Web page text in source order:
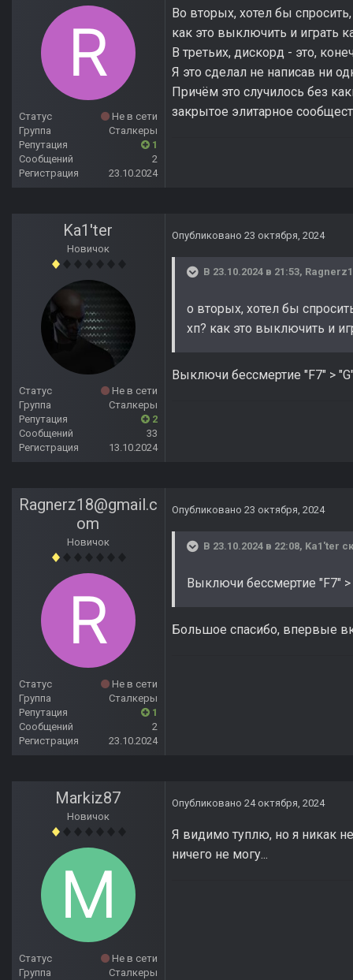
Статус
Не в сети
Группа
Сталкеры
Репутация
1
Сообщений
2
Регистрация
23.10.2024
Во вторых, хотел бы
как это выключить и играть
В третьих, дискорд - это,
Я это сделал не написав ни
Причём это случилось без
закрытое элитарное
Ka1'ter
Новичок
Статус
Не в сети
Группа
Сталкеры
Репутация
2
Сообщений
33
Регистрация
13.10.2024
Опубликовано 23 октября, 2024
В 23.10.2024 в 21:53,
о вторых, хотел бы
хп? как это выключить и
Выключи бессмертие "F7" >
Ragnerz18@gmail.c
om
Новичок
Статус
Не в сети
Группа
Сталкеры
Репутация
1
Сообщений
2
Регистрация
23.10.2024
Опубликовано 23 октября, 2024
В 23.10.2024 в 22:08, Ka1'ter
Выключи бессмертие "F7" >
Большое спасибо, впервые
Markiz87
Новичок
Статус
Не в сети
Группа
Сталкеры
Опубликовано 24 октября, 2024
Я видимо туплю, но я никак
ничего не могу...